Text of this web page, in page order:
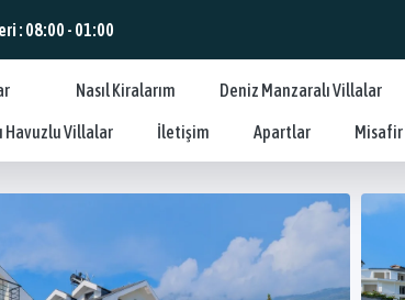
: 08:00 - 01:00
Nasıl Kiralarım Deniz Manzaralı Villalar
Havuzlu Villalar İletişim Apartlar Misafir